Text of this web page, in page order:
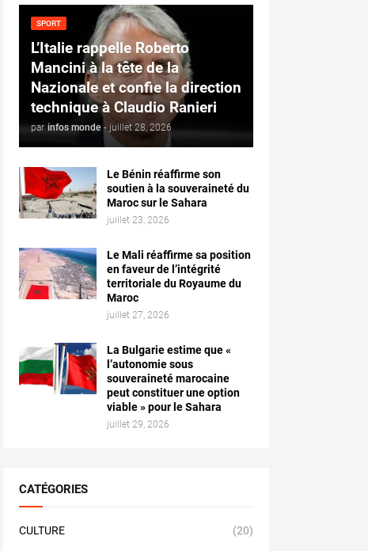
SPORT
L’Italie rappelle Roberto
Mancini à la tête de la
Nazionale et confie la direction
technique à Claudio Ranieri
par infos monde - juillet 28, 2026
Le Bénin réaffirme son
soutien à la souveraineté du
Maroc sur le Sahara
juillet 23, 2026
Le Mali réaffirme sa position
en faveur de l’intégrité
territoriale du Royaume du
Maroc
juillet 27, 2026
La Bulgarie estime que «
l’autonomie sous
souveraineté marocaine
peut constituer une option
viable » pour le Sahara
juillet 29, 2026
CATÉGORIES
CULTURE (20)